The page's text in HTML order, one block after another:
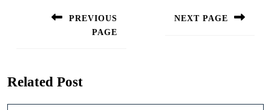
PREVIOUS
PAGE
NEXT PAGE
Related Post